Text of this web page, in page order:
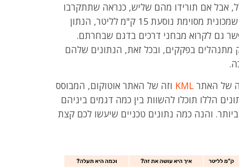
אבל אם תורידו מהם שליש, כנראה שתתקרבו
לצריכת הדלק האמיתית. למשל, אם כתוב שמכונית מסוימת נוסעת 15 ק"מ לליטר, הנתון
10 ק"מ לליטר. אפשר גם לקרוא מבחני דרכים בדגם שבחרתם.
מתנהלים בפקקים, ובכל זאת, הנתונים שלהם
של האתר KML וזה של האתר אוטוקום, המבוסס
הללו תוכלו להשוות בין כמה דגמים ביניהם
והנה כמה נתונים טכניים שיעשו לכם קצת